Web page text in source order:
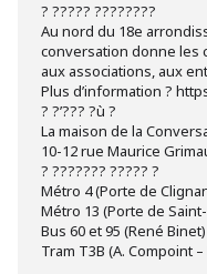
? ????? ????????
Au nord du 18e
conversation donne les
aux associations, aux
Plus d’information ?
? ?’??? ?ù ?
La maison de la
10-12 rue Maurice
? ??????? ????? ?
Métro 4 (Porte de
Métro 13 (Porte de
Bus 60 et 95 (René Binet)
Tram T3B (A. Compoint